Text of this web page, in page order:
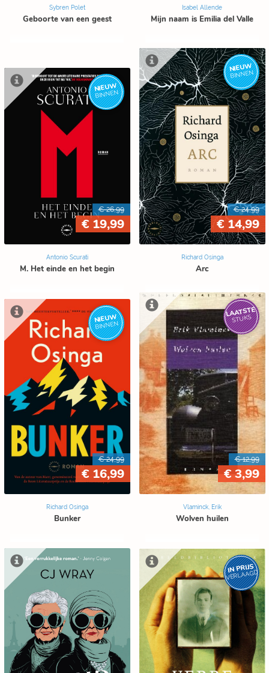
Sybren Polet
Geboorte van een geest
Isabel Allende
Mijn naam is Emilia del Valle
NIEUW
BINNEN
€ 26,99
€ 19,99
Antonio Scurati
M. Het einde en het begin
NIEUW
BINNEN
€ 24,99
€ 14,99
Richard Osinga
Arc
NIEUW
BINNEN
€ 24,99
€ 16,99
Richard Osinga
Bunker
LAATSTE
STUKS
€ 12,99
€ 3,99
Vlaminck, Erik
Wolven huilen
IN PRIJS
VERLAAGD